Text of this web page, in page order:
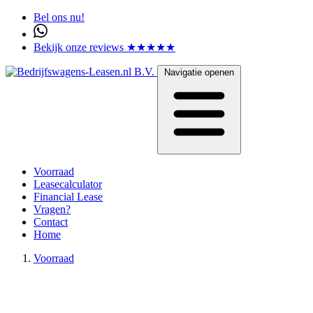
Bel ons nu!
Bekijk onze reviews ★★★★★
Navigatie openen
Voorraad
Leasecalculator
Financial Lease
Vragen?
Contact
Home
Voorraad